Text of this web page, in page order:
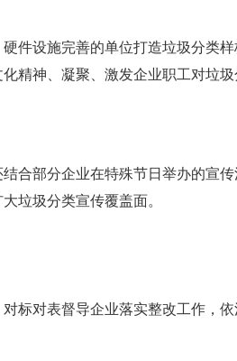
设施完善的单位打造垃圾分类样
精神、凝聚、激发企业职工对垃
部分企业在特殊节日举办的宣传
垃圾分类宣传覆盖面。
对表督导企业落实整改工作，依